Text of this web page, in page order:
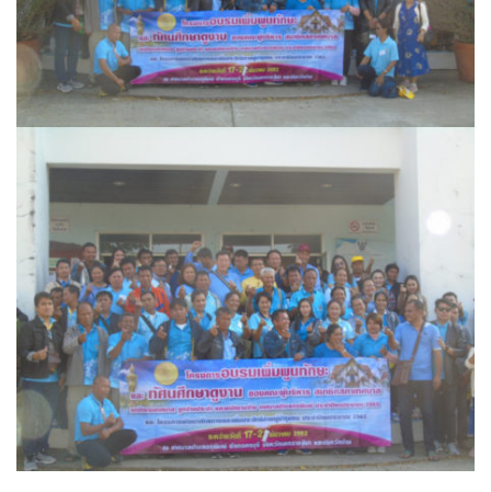
ไร่ต้นรักออร์แกนิคฟาร์ม
ไร่ศรีทองโฮมสเตย์
ไร่หลวงเทพโฮมสเตย์
ธุรกิจนำเที่ยว/ตัวแทนท่องเที่ยว
ธุรกิจรถเช่า/รถโดยสารสาธารณะ
กรีนบัสทัวร์
นครน่านทัวร์
ม่วนใจ๋ตี้ขนส่ง
รถโดยสารประจำทาง น่าน – ปัว
รถโดยสารประจำทาง ปัว – บ่อเกลือ